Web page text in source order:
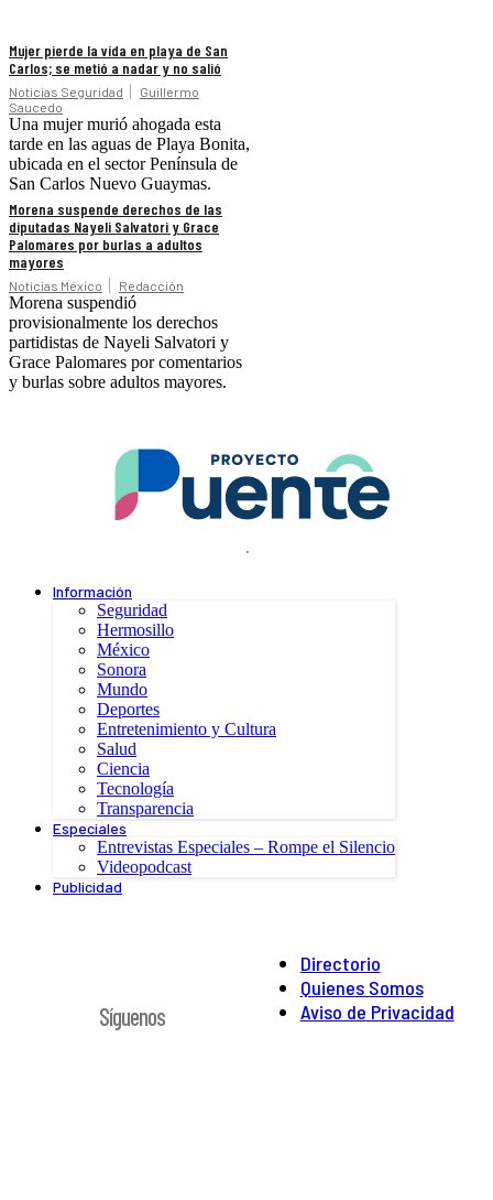
Mujer pierde la vida en playa de San
Carlos; se metió a nadar y no salió
Noticias Seguridad
Guillermo
Saucedo
Una mujer murió ahogada esta
tarde en las aguas de Playa Bonita,
ubicada en el sector Península de
San Carlos Nuevo Guaymas.
Morena suspende derechos de las
diputadas Nayeli Salvatori y Grace
Palomares por burlas a adultos
mayores
Noticias México Redacción
Morena suspendió
provisionalmente los derechos
partidistas de Nayeli Salvatori y
Grace Palomares por comentarios
y burlas sobre adultos mayores.
.
Información
Seguridad
Hermosillo
México
Sonora
Mundo
Deportes
Entretenimiento y Cultura
Salud
Ciencia
Tecnología
Transparencia
Especiales
Entrevistas Especiales – Rompe el Silencio
Videopodcast
Publicidad
Directorio
Quienes Somos
Aviso de Privacidad
Síguenos